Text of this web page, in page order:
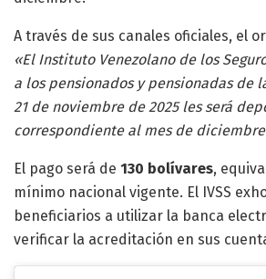
A través de sus canales oficiales, el
«El Instituto Venezolano de los
a los pensionados y pensionadas de
21 de noviembre de 2025 les será
correspondiente al mes de
El pago será de 130 bolívares,
mínimo nacional vigente. El IVSS
beneficiarios a utilizar la banca
verificar la acreditación en sus